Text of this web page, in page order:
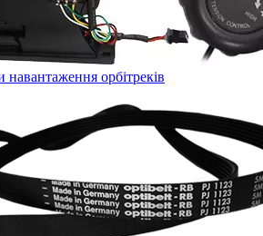
навантаження орбітреків